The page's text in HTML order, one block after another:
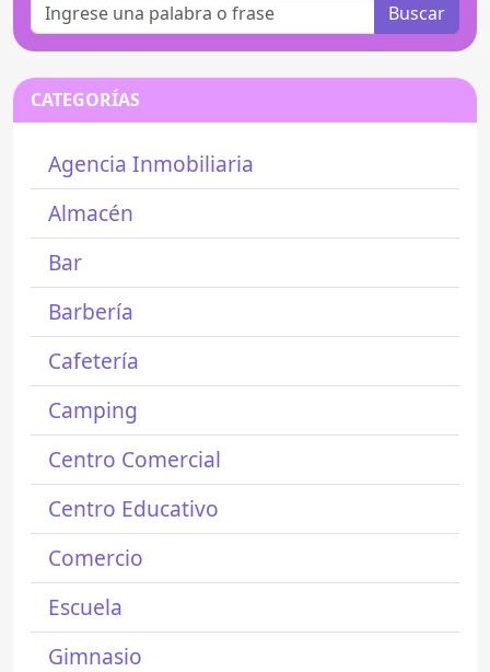
Buscar
CATEGORÍAS
Agencia Inmobiliaria
Almacén
Bar
Barbería
Cafetería
Camping
Centro Comercial
Centro Educativo
Comercio
Escuela
Gimnasio